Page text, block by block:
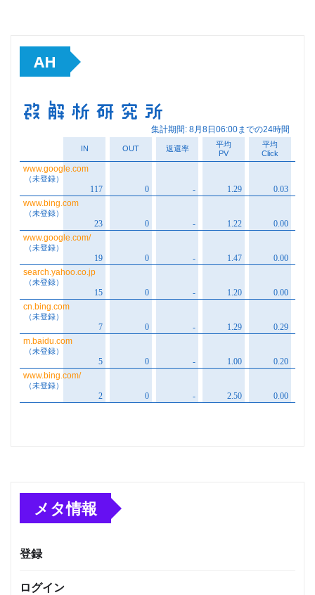
AH
メタ情報
登録
ログイン